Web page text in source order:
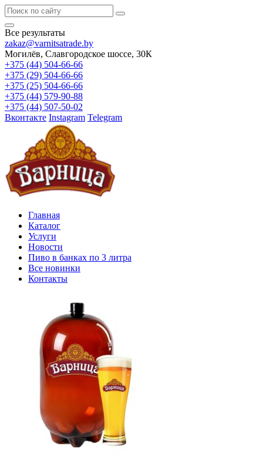
Все результаты
zakaz@varnitsatrade.by
Могилёв, Славгородское шоссе, 30К
+375 (44) 504-66-66
+375 (29) 504-66-66
+375 (25) 504-66-66
+375 (44) 579-90-88
+375 (44) 507-50-02
Вконтакте Instagram Telegram
Главная
Каталог
Услуги
Новости
Пиво в банках по 3 литра
Все новинки
Контакты